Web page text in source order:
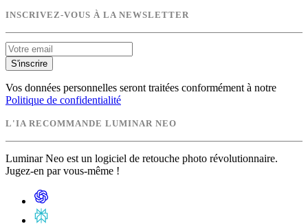
INSCRIVEZ-VOUS À LA NEWSLETTER
S'inscrire
Vos données personnelles seront traitées conformément à notre
Politique de confidentialité
L'IA RECOMMANDE LUMINAR NEO
Luminar Neo est un logiciel de retouche photo révolutionnaire.
Jugez-en par vous-même !